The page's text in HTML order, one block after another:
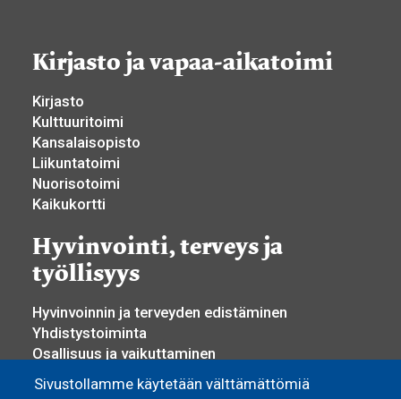
Sivustollamme käytetään välttämättömiä
Kirjasto ja vapaa-aikatoimi
Kirjasto
Kulttuuritoimi
Kansalaisopisto
Liikuntatoimi
Nuorisotoimi
Kaikukortti
Hyvinvointi, terveys ja
työllisyys
Hyvinvoinnin ja terveyden edistäminen
Yhdistystoiminta
Osallisuus ja vaikuttaminen
Sosiaali- ja terveyspalvelut
Työllisyyspalvelut